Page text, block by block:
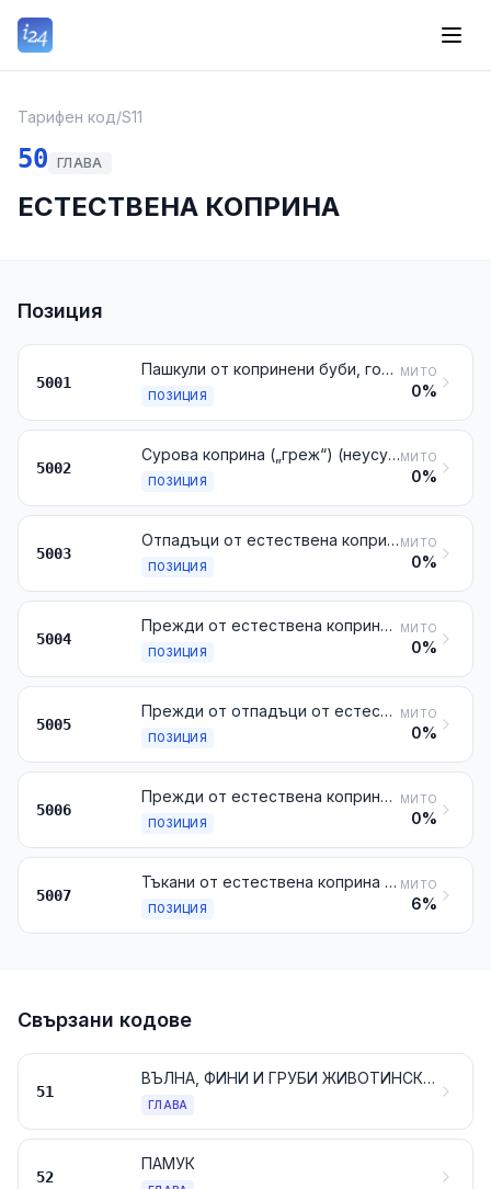
Тарифен код/S11
50 ГЛАВА
ЕСТЕСТВЕНА КОПРИНА
Позиция
5001
Пашкули от копринени буби, годни за свилоточене
ПОЗИЦИЯ
МИТО
0%
5002
Сурова коприна („греж“) (неусукана)
ПОЗИЦИЯ
МИТО
0%
5003
Отпадъци от естествена коприна (включително пашкулите, негодни за свилоточене, отпадъците от прежди и развлакнените текстилни материали)
ПОЗИЦИЯ
МИТО
0%
5004
Прежди от естествена коприна (различни от преждите от отпадъци от естествена коприна), непригодени за продажба на дребно
ПОЗИЦИЯ
МИТО
0%
5005
Прежди от отпадъци от естествена коприна, непригодени за продажба на дребно
ПОЗИЦИЯ
МИТО
0%
5006
Прежди от естествена коприна или от отпадъци от естествена коприна, пригодени за продажба на дребно; нишки от Месина
ПОЗИЦИЯ
МИТО
0%
5007
Тъкани от естествена коприна или от отпадъци от естествена коприна
ПОЗИЦИЯ
МИТО
6%
Свързани кодове
51
ВЪЛНА, ФИНИ И ГРУБИ ЖИВОТИНСКИ КОСМИ; ПРЕЖДИ И ТЪКАНИ ОТ КОНСКИ КОСМИ
ГЛАВА
52
ПАМУК